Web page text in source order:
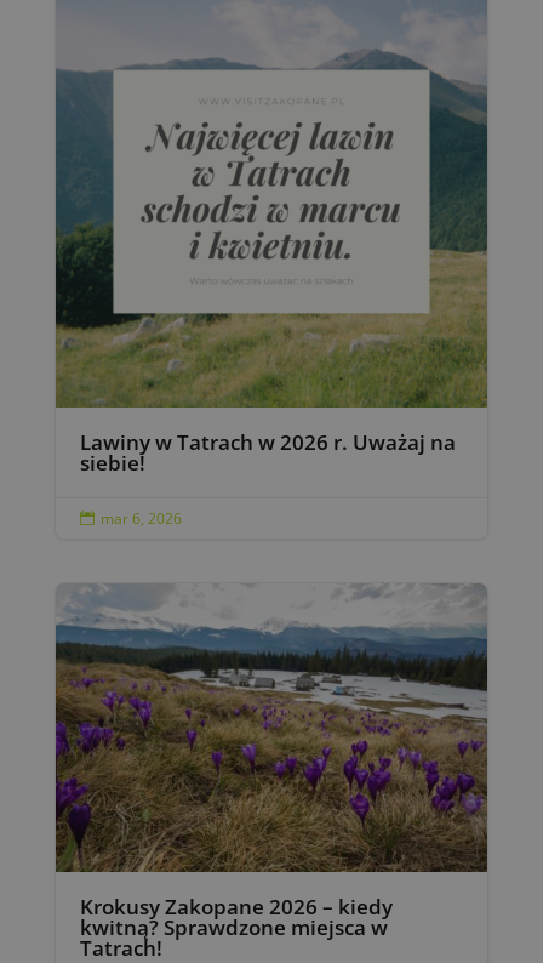
Lawiny w Tatrach w 2026 r. Uważaj na
siebie!
 mar 6, 2026
Krokusy Zakopane 2026 – kiedy
kwitną? Sprawdzone miejsca w
Tatrach!